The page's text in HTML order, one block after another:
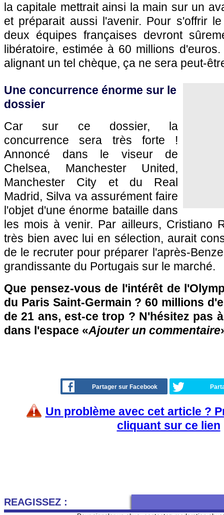
la capitale mettrait ainsi la main sur un
et préparait aussi l'avenir. Pour s'offrir
deux équipes françaises devront
libératoire, estimée à 60 millions
alignant un tel chèque, ça ne sera peut-
Une concurrence énorme sur le
dossier
Car sur ce dossier, la
concurrence sera très forte !
Annoncé dans le viseur de
Chelsea, Manchester United,
Manchester City et du Real
Madrid, Silva va assurément faire
l'objet d'une énorme bataille dans
les mois à venir. Par ailleurs, Cristiano
très bien avec lui en sélection, aurait
de le recruter pour préparer l'après-
grandissante du Portugais sur le marché.
Que pensez-vous de l'intérêt de
du Paris Saint-Germain ? 60 millions
de 21 ans, est-ce trop ? N'hésitez pas
dans l'espace «Ajouter un commentaire
Partager sur Facebook
Un problème avec cet article ?
cliquant sur ce lien
REAGISSEZ :